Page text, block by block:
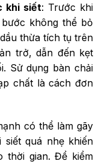
khi siết: Trước khi
không thể bỏ
thừa tích tụ trên
trở, dẫn đến kẹt
Sử dụng bàn chải
chất là cách đơn
có thể làm gãy
quá nhẹ khiến
thời gian. Để kiểm